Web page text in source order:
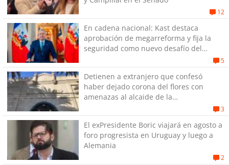
12
En cadena nacional: Kast destaca
aprobación de megarreforma y fija la
seguridad como nuevo desafío del
5
Detienen a extranjero que confesó
haber dejado corona del flores con
amenazas al alcaide de la
3
El exPresidente Boric viajará en agosto a
foro progresista en Uruguay y luego a
Alemania
2